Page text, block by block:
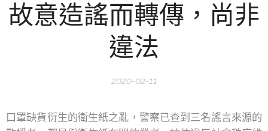
故意造謠而轉傳，尚非
違法
2020-02-11
口罩缺貨衍生的衛生紙之亂，警察已查到三名謠言來源的